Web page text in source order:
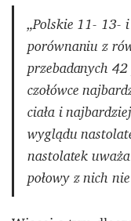
„Polskie 11- 13-
porównaniu z
przebadanych
czołówce
ciała i
wyglądu
nastolatek
połowy z nich